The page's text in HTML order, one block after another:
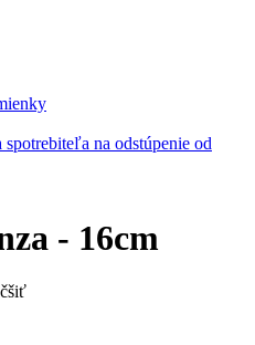
na odstúpenie od
- 16cm